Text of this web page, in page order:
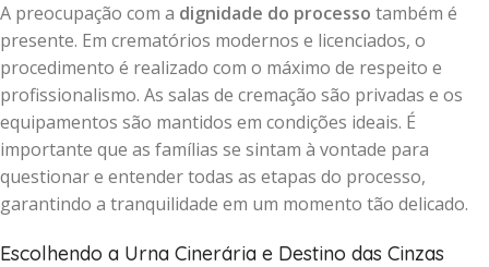
A preocupação com a dignidade do processo também é
presente. Em crematórios modernos e licenciados, o
procedimento é realizado com o máximo de respeito e
profissionalismo. As salas de cremação são privadas e os
equipamentos são mantidos em condições ideais. É
importante que as famílias se sintam à vontade para
questionar e entender todas as etapas do processo,
garantindo a tranquilidade em um momento tão delicado.
Escolhendo a Urna Cinerária e Destino das Cinzas